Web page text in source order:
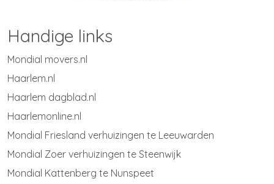
Handige links
Mondial movers.nl
Haarlem.nl
Haarlem dagblad.nl
Haarlemonline.nl
Mondial Friesland verhuizingen te Leeuwarden
Mondial Zoer verhuizingen te Steenwijk
Mondial Kattenberg te Nunspeet